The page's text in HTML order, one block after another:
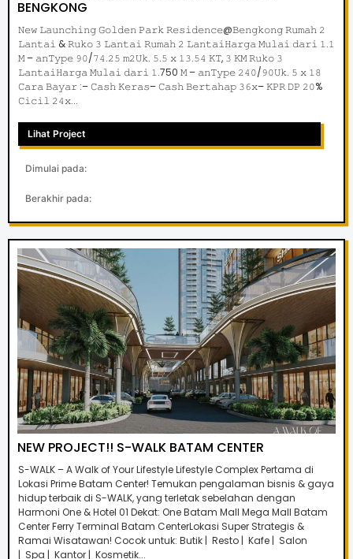
BENGKONG
𝙽𝚎𝚠 𝙻𝚊𝚞𝚗𝚌𝚑𝚒𝚗𝚐 𝙶𝚘𝚕𝚍𝚎𝚗 𝙿𝚊𝚛𝚔 𝚁𝚎𝚜𝚒𝚍𝚎𝚗𝚌𝚎@𝙱𝚎𝚗𝚐𝚔𝚘𝚗𝚐 𝚁𝚞𝚖𝚊𝚑 𝟸
𝙻𝚊𝚗𝚝𝚊𝚒 & 𝚁𝚞𝚔𝚘 𝟹 𝙻𝚊𝚗𝚝𝚊𝚒 𝚁𝚞𝚖𝚊𝚑 𝟸 𝙻𝚊𝚗𝚝𝚊𝚒𝙷𝚊𝚛𝚐𝚊 𝙼𝚞𝚕𝚊𝚒 𝚍𝚊𝚛𝚒 𝟷.𝟷
𝙼 – 𝚊𝚗𝚃𝚢𝚙𝚎 𝟿𝟶/𝟽𝟺.𝟸𝟻 𝚖𝟸𝚄𝚔. 𝟻.𝟻 𝚡 𝟷𝟹.𝟻𝟺 𝙺𝚃, 𝟹 𝙺𝙼 𝚁𝚞𝚔𝚘 𝟹
𝙻𝚊𝚗𝚝𝚊𝚒𝙷𝚊𝚛𝚐𝚊 𝙼𝚞𝚕𝚊𝚒 𝚍𝚊𝚛𝚒 𝟷.750 𝙼 – 𝚊𝚗𝚃𝚢𝚙𝚎 𝟸𝟺𝟶/𝟿𝟶𝚄𝚔. 𝟻 𝚡 𝟷𝟾
𝙲𝚊𝚛𝚊 𝙱𝚊𝚢𝚊𝚛 :– 𝙲𝚊𝚜𝚑 𝙺𝚎𝚛𝚊𝚜– 𝙲𝚊𝚜𝚑 𝙱𝚎𝚛𝚝𝚊𝚑𝚊𝚙 𝟹𝟼𝚡– 𝙺𝙿𝚁 𝙳𝙿 𝟸𝟶%
𝙲𝚒𝚌𝚒𝚕 𝟸𝟺𝚡...
Lihat Project
Dimulai pada:
Berakhir pada:
NEW PROJECT!! S-WALK BATAM CENTER
S-WALK – A Walk of Your Lifestyle Lifestyle Complex Pertama di
Lokasi Prime Batam Center! Temukan pengalaman bisnis & gaya
hidup terbaik di S-WALK, yang terletak sebelahan dengan
Harmoni One & Hotel 01 Dekat: One Batam Mall Mega Mall Batam
Center Ferry Terminal Batam CenterLokasi Super Strategis &
Ramai Wisatawan! Cocok untuk: Butik | Resto | Kafe | Salon
| Spa | Kantor | Kosmetik...